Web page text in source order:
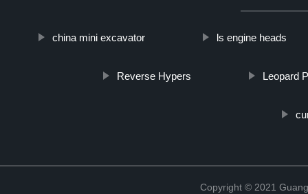
china mini excavator ls engine heads
Reverse Hypers Leopard
Copyright © 2021